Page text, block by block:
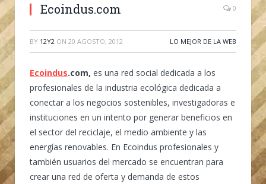
Ecoindus.com 0
BY 12Y2 ON 20 AGOSTO, 2012 LO MEJOR DE LA WEB
Ecoindus.com, es una red social dedicada a los
profesionales de la industria ecológica dedicada a
conectar a los negocios sostenibles, investigadoras e
instituciones en un intento por generar beneficios en
el sector del reciclaje, el medio ambiente y las
energías renovables. En Ecoindus profesionales y
también usuarios del mercado se encuentran para
crear una red de oferta y demanda de estos